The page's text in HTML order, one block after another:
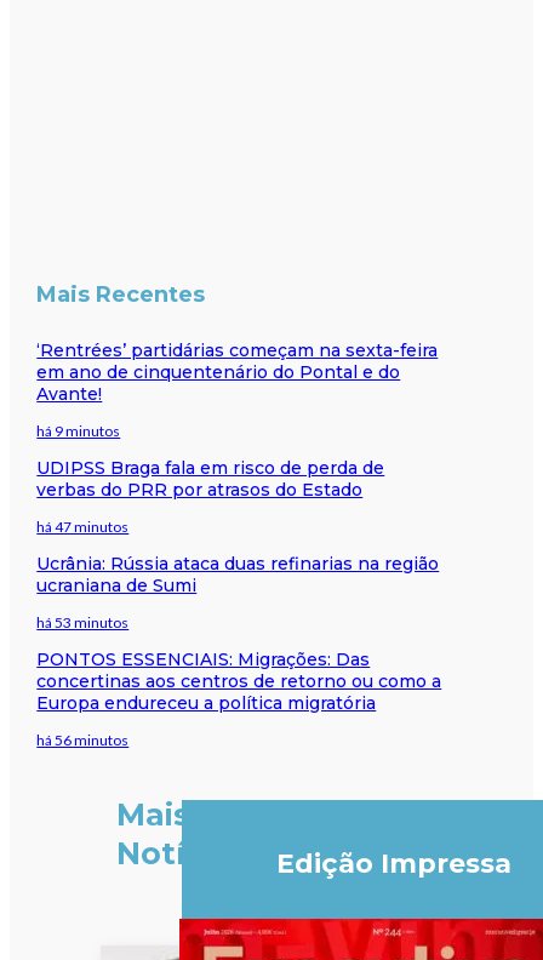
Mais Recentes
‘Rentrées’ partidárias começam na sexta-feira
em ano de cinquentenário do Pontal e do
Avante!
há 9 minutos
UDIPSS Braga fala em risco de perda de
verbas do PRR por atrasos do Estado
há 47 minutos
Ucrânia: Rússia ataca duas refinarias na região
ucraniana de Sumi
há 53 minutos
PONTOS ESSENCIAIS: Migrações: Das
concertinas aos centros de retorno ou como a
Europa endureceu a política migratória
há 56 minutos
Mais
Notícias
Edição Impressa